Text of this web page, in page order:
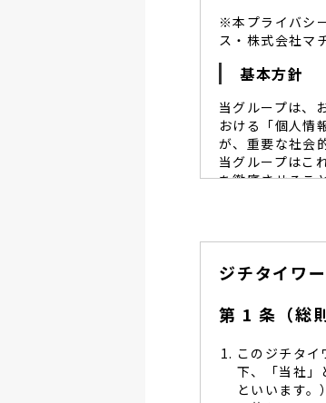
※本プライバシ
ス・株式会社マ
基本方針
当グループは、
おける「個人情
が、重要な社会
当グループはこ
を徹底させるこ
当グループ
個人情報保護
し、同意を得
管理を求め
当グループ
る予防並び
当グループは
します。
ジチタイワ
第 1 条（総則
このジチタ
下、「当社」
といいます